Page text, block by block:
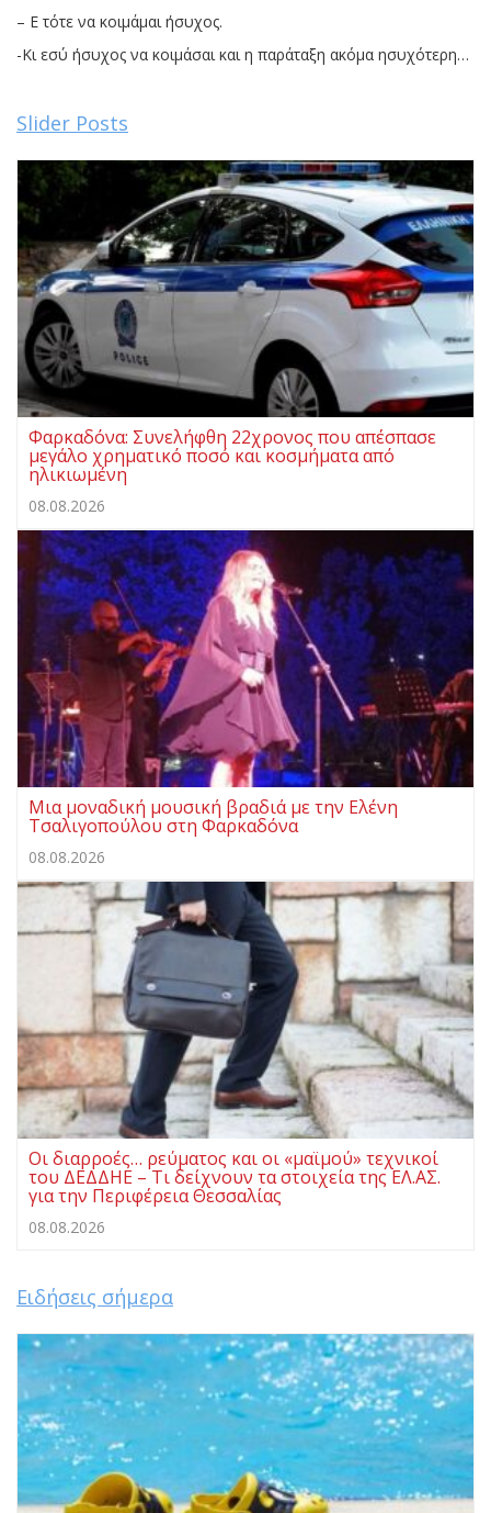
– Ε τότε να κοιμάμαι ήσυχος.
-Κι εσύ ήσυχος να κοιμάσαι και η παράταξη ακόμα ησυχότερη…
Slider Posts
Φαρκαδόνα: Συνελήφθη 22χρονος που απέσπασε
μεγάλο χρηματικό ποσό και κοσμήματα από
ηλικιωμένη
08.08.2026
Μια μοναδική μουσική βραδιά με την Ελένη
Τσαλιγοπούλου στη Φαρκαδόνα
08.08.2026
Οι διαρροές… ρεύματος και οι «μαϊμού» τεχνικοί
του ΔΕΔΔΗΕ – Τι δείχνουν τα στοιχεία της ΕΛ.ΑΣ.
για την Περιφέρεια Θεσσαλίας
08.08.2026
Ειδήσεις σήμερα